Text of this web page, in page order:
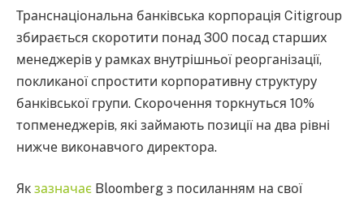
Транснаціональна банківська корпорація Citigroup
збирається скоротити понад 300 посад старших
менеджерів у рамках внутрішньої реорганізації,
покликаної спростити корпоративну структуру
банківської групи. Скорочення торкнуться 10%
топменеджерів, які займають позиції на два рівні
нижче виконавчого директора.
Як зазначає Bloomberg з посиланням на свої